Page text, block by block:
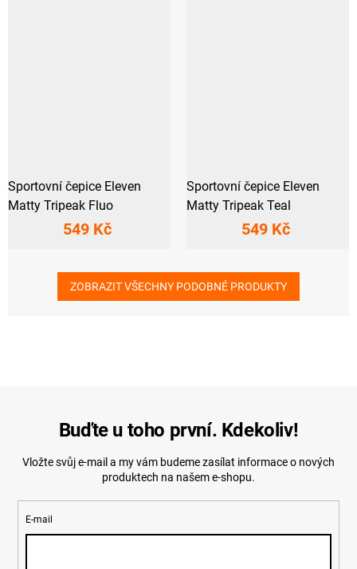
Sportovní čepice Eleven
Matty Tripeak Fluo
549 Kč
Sportovní čepice Eleven
Matty Tripeak Teal
549 Kč
ZOBRAZIT VŠECHNY PODOBNÉ PRODUKTY
Buďte u toho první. Kdekoliv!
Vložte svůj e-mail a my vám budeme zasílat informace o nových
produktech na našem e-shopu.
E-mail